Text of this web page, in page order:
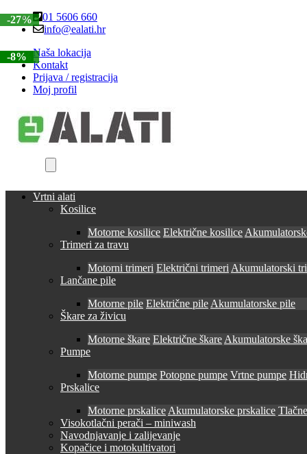
Skip
to
Skip
to
01 5606 660
info@ealati.hr
Naša lokacija
Kontakt
Prijava / registracija
Moj profil
Vrtni alati
Kosilice
Motorne kosilice Električne kosilice
Trimeri za travu
Motorni trimeri Električni trimeri Akumulatorski
Lančane pile
Motorne pile Električne pile Akumulatorske pile
Škare za živicu
Motorne škare Električne škare Akumulatorske
Pumpe
Motorne pumpe Potopne pumpe Vrtne pumpe
Prskalice
Motorne prskalice Akumulatorske prskalice
Visokotlačni perači – miniwash
Navodnjavanje i zalijevanje
Kopačice i motokultivatori
-27%
-8%
-23%
-8%
-8%